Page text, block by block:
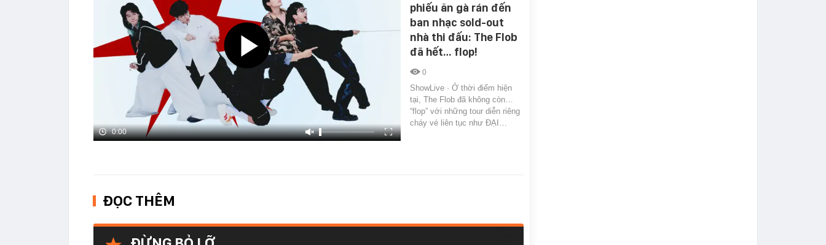
0:00
phiếu ăn gà rán đến
ban nhạc sold-out
nhà thi đấu: The Flob
đã hết… flop!
0
ShowLive · Ở thời điểm hiện
tại, The Flob đã không còn…
“flop” với những tour diễn riêng
cháy vé liên tục như ĐẠI…
ĐỌC THÊM